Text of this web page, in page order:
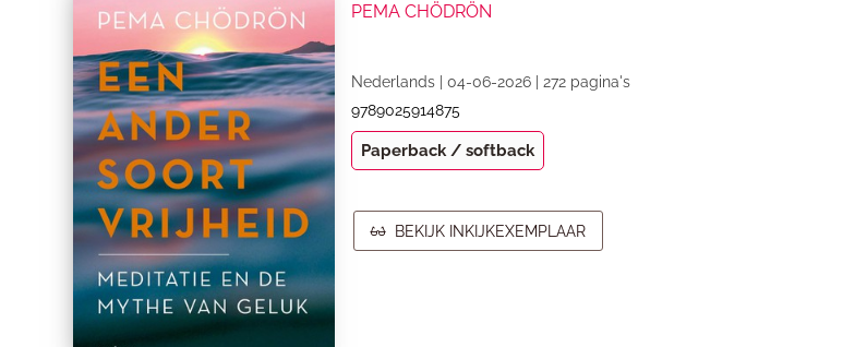
PEMA CHÖDRÖN
Nederlands | 04-06-2026 | 272 pagina's
9789025914875
Paperback / softback
BEKIJK INKIJKEXEMPLAAR